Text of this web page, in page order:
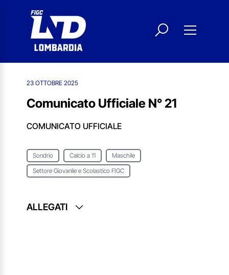
23 OTTOBRE 2025
Comunicato Ufficiale N° 21
COMUNICATO UFFICIALE
Sondrio Calcio a 11
Maschile
Settore Giovanile e Scolastico FIGC
ALLEGATI